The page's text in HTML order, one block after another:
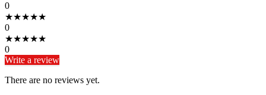
0
★★★★★
0
★★★★★
0
Write a review
There are no reviews yet.